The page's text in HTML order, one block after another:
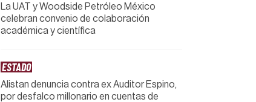
La UAT y Woodside Petróleo México
celebran convenio de colaboración
académica y científica
ESTADO
Alistan denuncia contra ex Auditor Espino,
por desfalco millonario en cuentas de